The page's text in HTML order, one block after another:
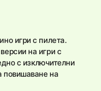
игри с пилета.
на игри с
с изключителни
повишаване на